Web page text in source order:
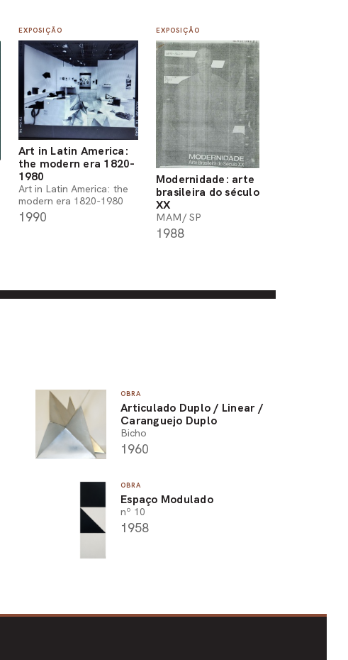
EXPOSIÇÃO
Art in Latin America:
the modern era 1820-
1980
Art in Latin America: the
modern era 1820-1980
1990
EXPOSIÇÃO
Modernidade: arte
brasileira do século
XX
MAM/ SP
1988
OBRA
Articulado Duplo / Linear /
Caranguejo Duplo
Bicho
1960
OBRA
Espaço Modulado
nº 10
1958